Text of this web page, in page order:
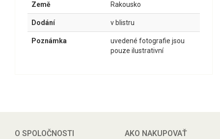
Země Rakousko
Dodání v blistru
Poznámka
uvedené fotografie jsou
pouze ilustrativní
O SPOLOČNOSTI AKO NAKUPOVAŤ